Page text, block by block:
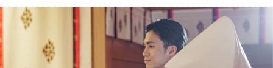
いを込めた、おふたりだけの特別メニューのご提案も可能です。